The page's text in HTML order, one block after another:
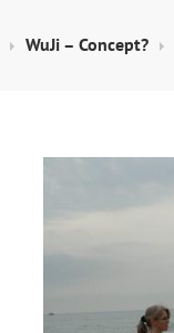
WuJi – Concept?